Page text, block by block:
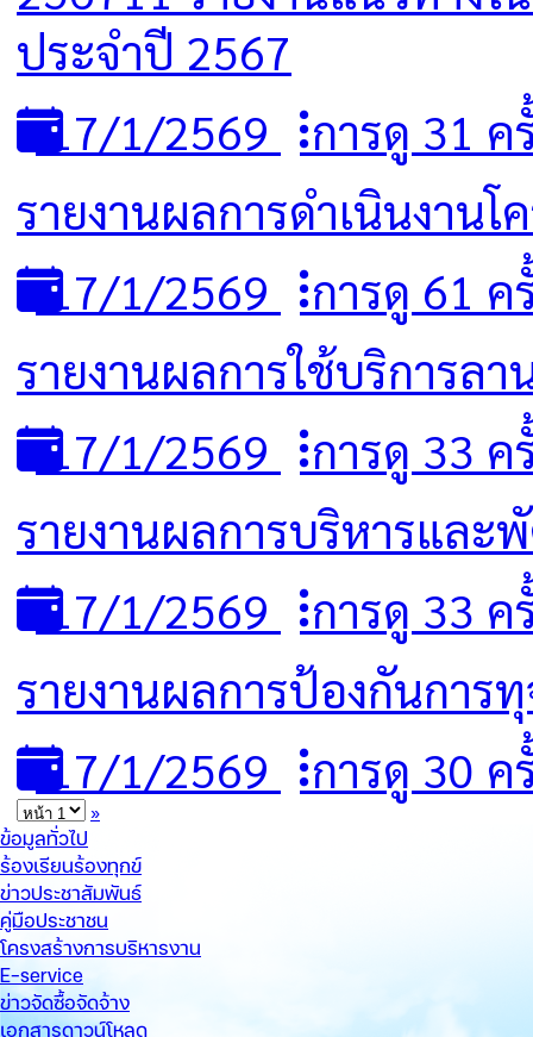
ประจำปี 2567
17/1/2569 การดู 31 ค
รายงานผลการดำเนินงาน
17/1/2569 การดู 61 ค
รายงานผลการใช้บริการ
17/1/2569 การดู 33 ค
รายงานผลการบริหารแล
17/1/2569 การดู 33 ค
รายงานผลการป้องกันการ
17/1/2569 การดู 30 ค
»
ข้อมูลทั่วไป
ร้องเรียนร้องทุกข์
ข่าวประชาสัมพันธ์
คู่มือประชาชน
โครงสร้างการบริหารงาน
E-service
ข่าวจัดซื้อจัดจ้าง
เอกสารดาวน์โหลด